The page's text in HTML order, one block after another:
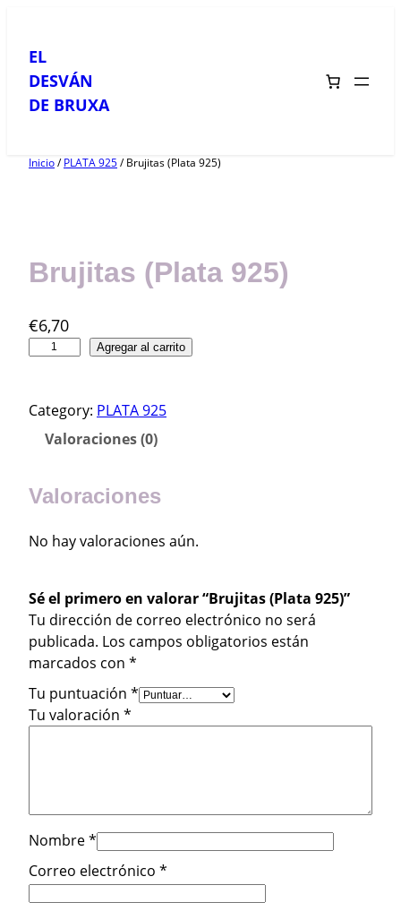
contenido
EL
DESVÁN
DE BRUXA
Inicio/PLATA 925/ Brujitas (Plata 925)
Brujitas (Plata 925)
€6,70
j
s
P
t
a
9
2
5
)
i
d
a
d
Agregar al carrito
Category: PLATA 925
Valoraciones (0)
Valoraciones
No hay valoraciones aún.
Sé el primero en valorar “Brujitas (Plata 925)”
Tu dirección de correo electrónico no será
publicada. Los campos obligatorios están
marcados con *
Tu puntuación *
Tu valoración *
Nombre*
Correo electrónico *